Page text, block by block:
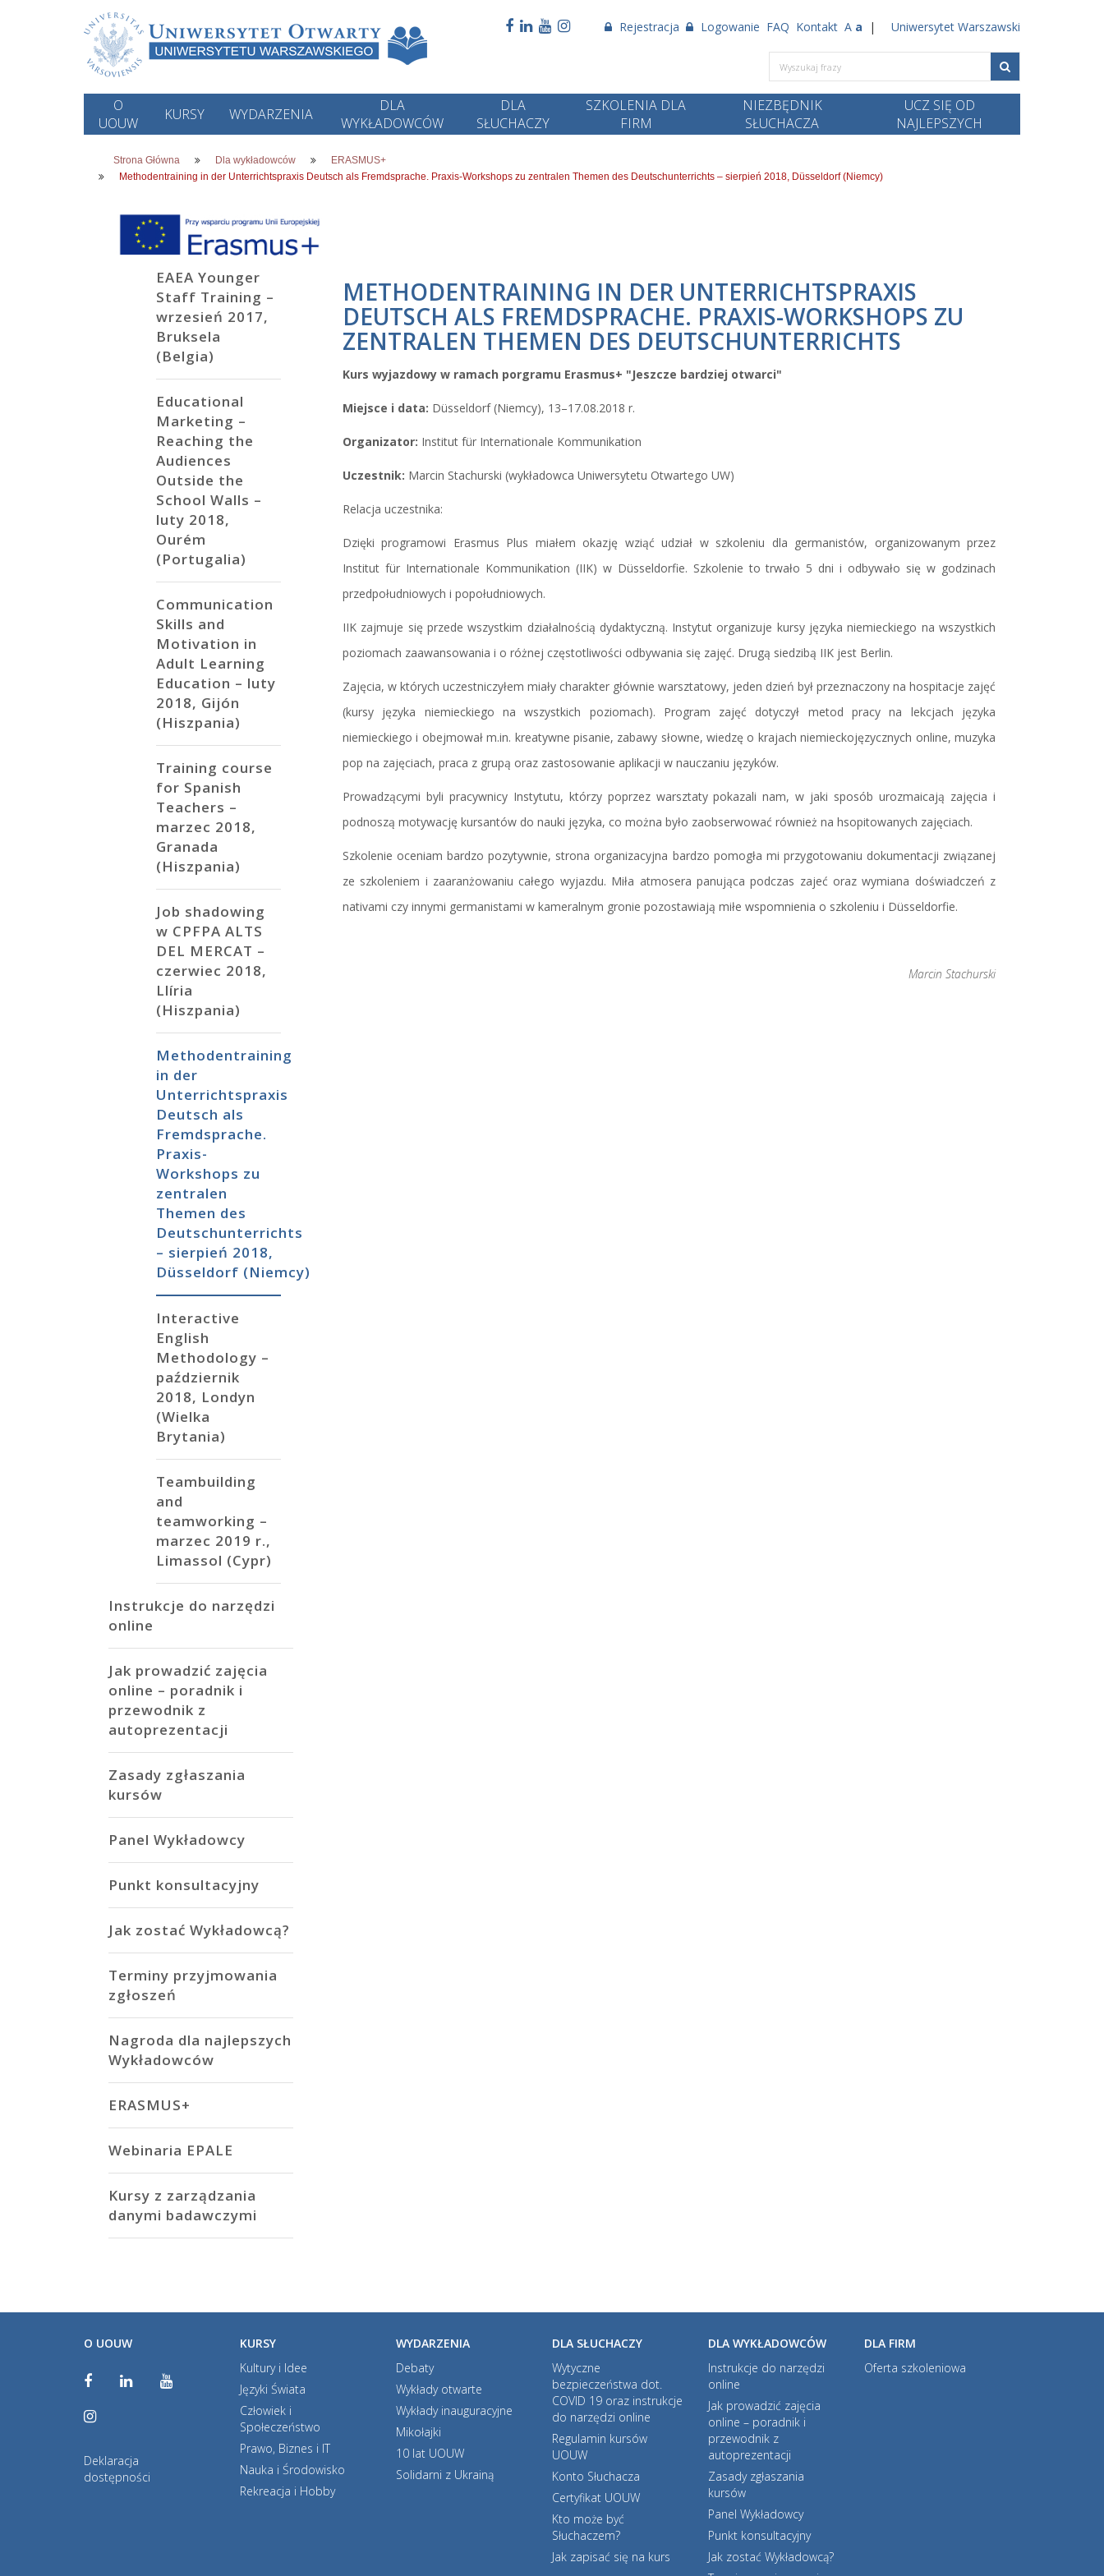
Rejestracja Logowanie FAQ Kontakt A a Uniwersytet Warszawski
O
UOUW
KURSY WYDARZENIA
DLA
WYKŁADOWCÓW
DLA
SŁUCHACZY
SZKOLENIA DLA
FIRM
NIEZBĘDNIK
SŁUCHACZA
UCZ SIĘ OD
NAJLEPSZYCH
Strona Główna Dla wykładowców
ERASMUS+
Methodentraining in der Unterrichtspraxis Deutsch als Fremdsprache. Praxis-Workshops zu zentralen Themen des Deutschunterrichts – sierpień 2018, Düsseldorf (Niemcy)
EAEA Younger
Staff Training –
wrzesień 2017,
Bruksela
(Belgia)
Educational
Marketing –
Reaching the
Audiences
Outside the
School Walls –
luty 2018,
Ourém
(Portugalia)
Communication
Skills and
Motivation in
Adult Learning
Education – luty
2018, Gijón
(Hiszpania)
Training course
for Spanish
Teachers –
marzec 2018,
Granada
(Hiszpania)
Job shadowing
w CPFPA ALTS
DEL MERCAT –
czerwiec 2018,
Llíria
(Hiszpania)
Methodentraining
in der
Unterrichtspraxis
Deutsch als
Fremdsprache.
Praxis-
Workshops zu
zentralen
Themen des
Deutschunterrichts
– sierpień 2018,
Düsseldorf (Niemcy)
Interactive
English
Methodology –
październik
2018, Londyn
(Wielka
Brytania)
Teambuilding
and
teamworking –
marzec 2019 r.,
Limassol (Cypr)
Instrukcje do narzędzi
online
Jak prowadzić zajęcia
online – poradnik i
przewodnik z
autoprezentacji
Zasady zgłaszania
kursów
Panel Wykładowcy
Punkt konsultacyjny
Jak zostać Wykładowcą?
Terminy przyjmowania
zgłoszeń
Nagroda dla najlepszych
Wykładowców
ERASMUS+
Webinaria EPALE
Kursy z zarządzania
danymi badawczymi
METHODENTRAINING IN DER UNTERRICHTSPRAXIS
DEUTSCH ALS FREMDSPRACHE. PRAXIS-WORKSHOPS ZU
ZENTRALEN THEMEN DES DEUTSCHUNTERRICHTS
Kurs wyjazdowy w ramach porgramu Erasmus+ "Jeszcze bardziej otwarci"
Miejsce i data: Düsseldorf (Niemcy), 13–17.08.2018 r.
Organizator: Institut für Internationale Kommunikation
Uczestnik: Marcin Stachurski (wykładowca Uniwersytetu Otwartego UW)
Relacja uczestnika:
Dzięki programowi Erasmus Plus miałem okazję wziąć udział w szkoleniu dla germanistów, organizowanym przez
Institut für Internationale Kommunikation (IIK) w Düsseldorfie. Szkolenie to trwało 5 dni i odbywało się w godzinach
przedpołudniowych i popołudniowych.
IIK zajmuje się przede wszystkim działalnością dydaktyczną. Instytut organizuje kursy języka niemieckiego na wszystkich
poziomach zaawansowania i o różnej częstotliwości odbywania się zajęć. Drugą siedzibą IIK jest Berlin.
Zajęcia, w których uczestniczyłem miały charakter głównie warsztatowy, jeden dzień był przeznaczony na hospitacje zajęć
(kursy języka niemieckiego na wszystkich poziomach). Program zajęć dotyczył metod pracy na lekcjach języka
niemieckiego i obejmował m.in. kreatywne pisanie, zabawy słowne, wiedzę o krajach niemieckojęzycznych online, muzyka
pop na zajęciach, praca z grupą oraz zastosowanie aplikacji w nauczaniu języków.
Prowadzącymi byli pracywnicy Instytutu, którzy poprzez warsztaty pokazali nam, w jaki sposób urozmaicają zajęcia i
podnoszą motywację kursantów do nauki języka, co można było zaobserwować również na hsopitowanych zajęciach.
Szkolenie oceniam bardzo pozytywnie, strona organizacyjna bardzo pomogła mi przygotowaniu dokumentacji związanej
ze szkoleniem i zaaranżowaniu całego wyjazdu. Miła atmosera panująca podczas zajeć oraz wymiana doświadczeń z
nativami czy innymi germanistami w kameralnym gronie pozostawiają miłe wspomnienia o szkoleniu i Düsseldorfie.
Marcin Stachurski
O UOUW
Deklaracja
dostępności
KURSY
Kultury i Idee
Języki Świata
Człowiek i
Społeczeństwo
Prawo, Biznes i IT
Nauka i Środowisko
Rekreacja i Hobby
WYDARZENIA
Debaty
Wykłady otwarte
Wykłady inauguracyjne
Mikołajki
10 lat UOUW
Solidarni z Ukrainą
DLA SŁUCHACZY
Wytyczne
bezpieczeństwa dot.
COVID 19 oraz instrukcje
do narzędzi online
Regulamin kursów
UOUW
Konto Słuchacza
Certyfikat UOUW
Kto może być
Słuchaczem?
Jak zapisać się na kurs
DLA WYKŁADOWCÓW
Instrukcje do narzędzi
online
Jak prowadzić zajęcia
online – poradnik i
przewodnik z
autoprezentacji
Zasady zgłaszania
kursów
Panel Wykładowcy
Punkt konsultacyjny
Jak zostać Wykładowcą?
DLA FIRM
Oferta szkoleniowa